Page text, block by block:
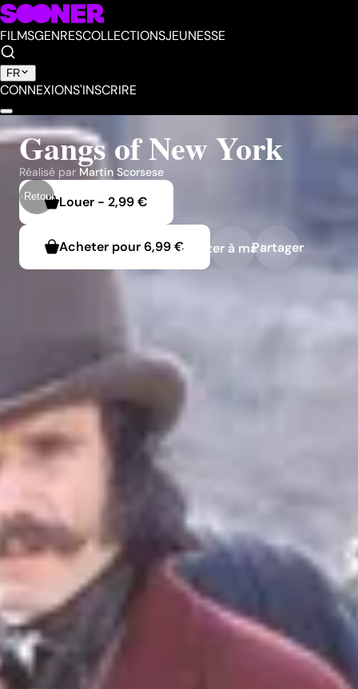
FILMSGENRESCOLLECTIONSJEUNESSE
FR
CONNEXIONS'INSCRIRE
Retour
Gangs of New York
Réalisé par Martin Scorsese
Louer - 2,99 €
Acheter pour6,99 €Ajouter à ma liste
Partager